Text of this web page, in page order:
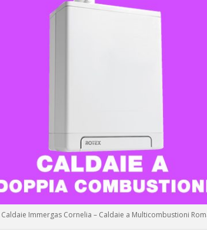
Caldaie Immergas Cornelia – Caldaie a Multicombustioni